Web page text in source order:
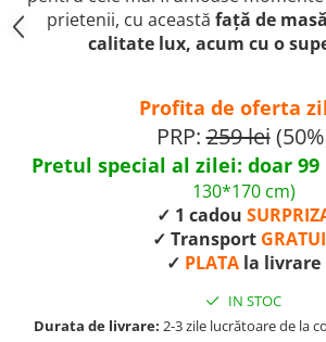
prietenii, cu această față de
calitate lux, acum cu o
Profita de oferta
PRP:259 lei
Pretul special al zilei: doar 99
130*170 cm)
✓ 1 cadou
✓ Transport
✓ PLATA la livrare
IN STOC
Durata de livrare: 2-3 zile lucrătoare de la